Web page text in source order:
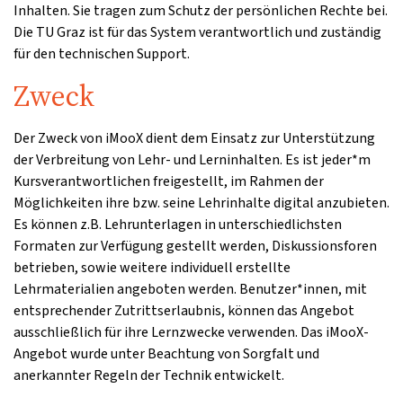
Inhalten. Sie tragen zum Schutz der persönlichen Rechte bei.
Die TU Graz ist für das System verantwortlich und zuständig
für den technischen Support.
Zweck
Der Zweck von iMooX dient dem Einsatz zur Unterstützung
der Verbreitung von Lehr- und Lerninhalten. Es ist jeder*m
Kursverantwortlichen freigestellt, im Rahmen der
Möglichkeiten ihre bzw. seine Lehrinhalte digital anzubieten.
Es können z.B. Lehrunterlagen in unterschiedlichsten
Formaten zur Verfügung gestellt werden, Diskussionsforen
betrieben, sowie weitere individuell erstellte
Lehrmaterialien angeboten werden. Benutzer*innen, mit
entsprechender Zutrittserlaubnis, können das Angebot
ausschließlich für ihre Lernzwecke verwenden. Das iMooX-
Angebot wurde unter Beachtung von Sorgfalt und
anerkannter Regeln der Technik entwickelt.